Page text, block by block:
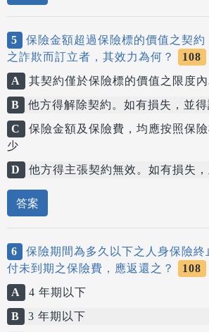
5
保險金額超過保險標的價值之契
之詐欺而訂立者，其效力為何？
108
A
其契約僅於保險標的價值之限度
B
他方得解除契約。如有損失，並
C
保險金額及保險費，均應按照保
少
D
他方得主張契約無效。如有損失
答案
6
保險期間為多久以下之人身保險終
付未到期之保險費，應返還之？
108
A
4 年期以下
B
3 年期以下